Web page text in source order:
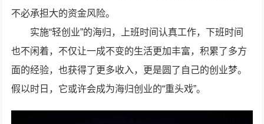
不必承担大的资金风险。
实施“轻创业”的海归，上班时间认真工作，下班时间
也不闲着，不仅让一成不变的生活更加丰富，积累了多方
面的经验，也获得了更多收入，更是圆了自己的创业梦。
假以时日，它或许会成为海归创业的“重头戏”。